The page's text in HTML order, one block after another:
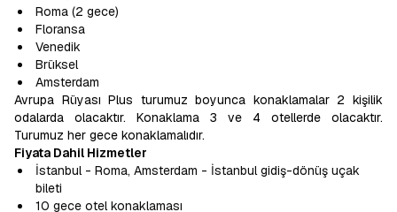
Roma (2 gece)
Floransa
Venedik
Brüksel
Amsterdam
Avrupa Rüyası Plus turumuz boyunca konaklamalar 2 kişilik
odalarda olacaktır. Konaklama 3 ve 4 otellerde olacaktır.
Turumuz her gece konaklamalıdır.
Fiyata Dahil Hizmetler
İstanbul - Roma, Amsterdam - İstanbul gidiş-dönüş uçak
bileti
10 gece otel konaklaması